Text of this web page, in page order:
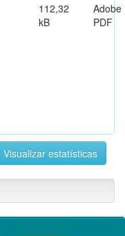
112,32
kB
Adobe
PDF
Visualizar estatísticas